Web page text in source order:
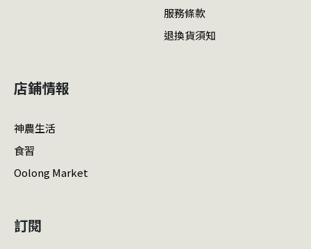
服務條款
退換貨須知
店鋪情報
神農生活
食習
Oolong Market
訂閱